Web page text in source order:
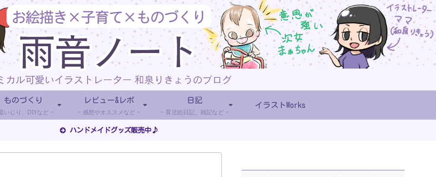
ものづくり
いじり、DIYなど
レビュー&レポ
感想やオススメなど
日記
育児絵日記、雑記など
イラストWorks
ハンドメイドグッズ販売中♪